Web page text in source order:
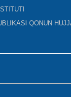
QONUN